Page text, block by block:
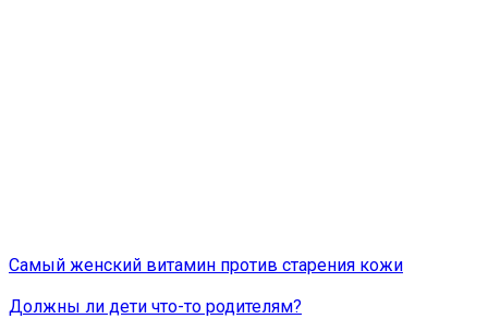
Самый женский витамин против старения кожи
Должны ли дети что-то родителям?